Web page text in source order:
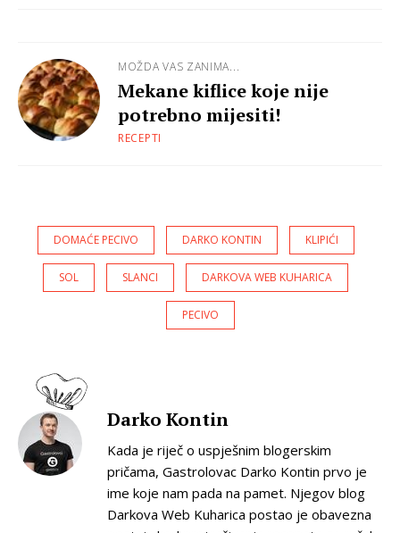
MOŽDA VAS ZANIMA...
Mekane kiflice koje nije
potrebno mijesiti!
RECEPTI
DOMAĆE PECIVO DARKO KONTIN KLIPIĆI
SOL SLANCI DARKOVA WEB KUHARICA
PECIVO
Darko Kontin
Kada je riječ o uspješnim blogerskim
pričama, Gastrolovac Darko Kontin prvo je
ime koje nam pada na pamet. Njegov blog
Darkova Web Kuharica postao je obavezna